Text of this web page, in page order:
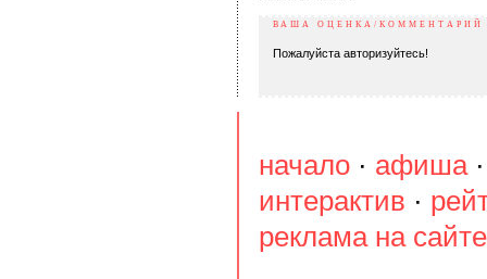
ВАША ОЦЕНКА/КОММЕНТАРИЙ
Пожалуйста авторизуйтесь!
начало · афиша
интерактив ·
реклама на сайте